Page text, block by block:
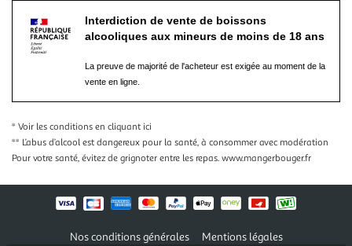
Interdiction de vente de boissons
alcooliques aux mineurs de moins de 18 ans
La preuve de majorité de l'acheteur est exigée au moment de la
vente en ligne.
* Voir les conditions en cliquant ici
** L’abus d’alcool est dangereux pour la santé, à consommer avec modération
Pour votre santé, évitez de grignoter entre les repas. www.mangerbouger.fr
Nos conditions générales Mentions légales